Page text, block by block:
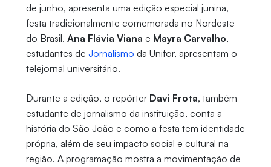
de junho, apresenta uma edição especial junina,
festa tradicionalmente comemorada no Nordeste
do Brasil. Ana Flávia Viana e Mayra Carvalho,
estudantes de Jornalismo da Unifor, apresentam o
telejornal universitário.
Durante a edição, o repórter Davi Frota, também
estudante de jornalismo da instituição, conta a
história do São João e como a festa tem identidade
própria, além de seu impacto social e cultural na
região. A programação mostra a movimentação de